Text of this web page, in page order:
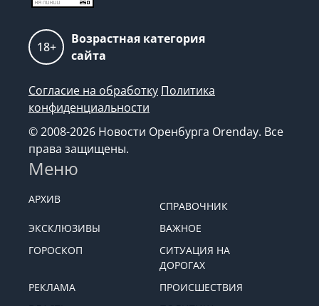
Согласие на обработку
конфиденциальности
© 2008-2026 Новости Оренбурга Orenday. Все
права защищены.
Меню
АРХИВ
СПРАВОЧНИК
ЭКСКЛЮЗИВЫ
ВАЖНОЕ
ДОРОГАХ